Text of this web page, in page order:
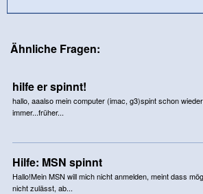
Ähnliche Fragen:
hilfe er spinnt!
hallo, aaalso mein computer (imac, g3)spint schon
immer...früher...
Hilfe: MSN spinnt
Hallo!Mein MSN will mich nicht anmelden, meint dass
nicht zulässt, ab...